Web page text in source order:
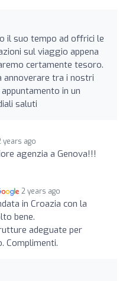
il suo tempo ad offrici le
sul viaggio appena
certamente tesoro.
annoverare tra i nostri
in un
saluti
years ago
agenzia a Genova!!!
2 years ago
in Croazia con la
bene.
adeguate per
Complimenti.